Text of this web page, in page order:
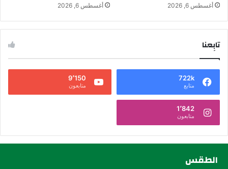
أغسطس 6, 2026 أغسطس 6, 2026
تابِعنا
722k
متابع
9٬150
متابعون
1٬842
متابعون
الطقس